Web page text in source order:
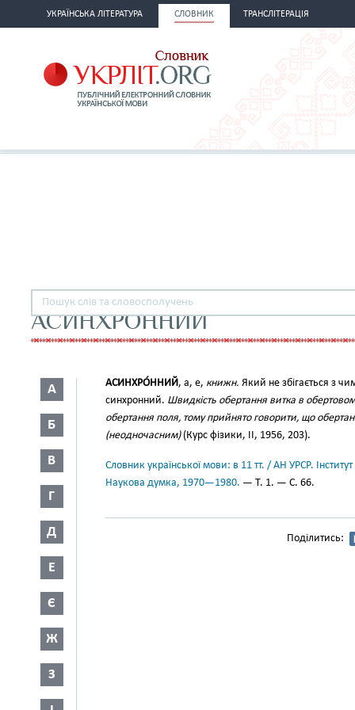
УКРАЇНСЬКА ЛІТЕРАТУРА СЛОВНИК ТРАНСЛІТЕРАЦІЯ
АСИНХРОННИЙ
А
Б
В
Г
Д
Е
Є
Ж
З
АСИНХРО́ННИЙ, а, е, книжн. Який не збігається з
синхронний. Швидкість обертання витка в
обертання поля, тому прийнято говорити, що
(неодночасним)(Курс фізики, II, 1956, 203).
Словник української мови: в 11 тт. / АН УРСР.
Наукова думка, 1970—1980. — Т. 1. — С. 66.
Поділитись: